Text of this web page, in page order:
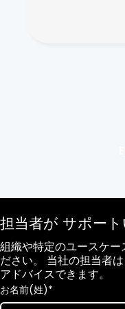
担当者が サポート
組織や特定のユースケー
ださい。 当社の担当者
アドバイスできます。
お名前(姓)*